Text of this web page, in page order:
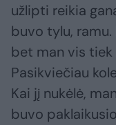
užlipti reikia
buvo tylu,
bet man vis
Pasikviečiau
Kai jį nukėlė,
buvo